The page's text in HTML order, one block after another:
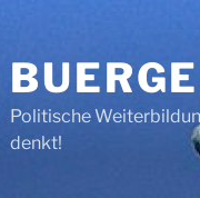
Politische
denkt!